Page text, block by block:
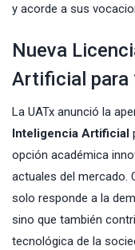
y acorde a sus
Nueva
Artificial para
La UATx anunció la
Inteligencia Artificial
opción académica
actuales del mercado.
solo responde a la
sino que también
tecnológica de la